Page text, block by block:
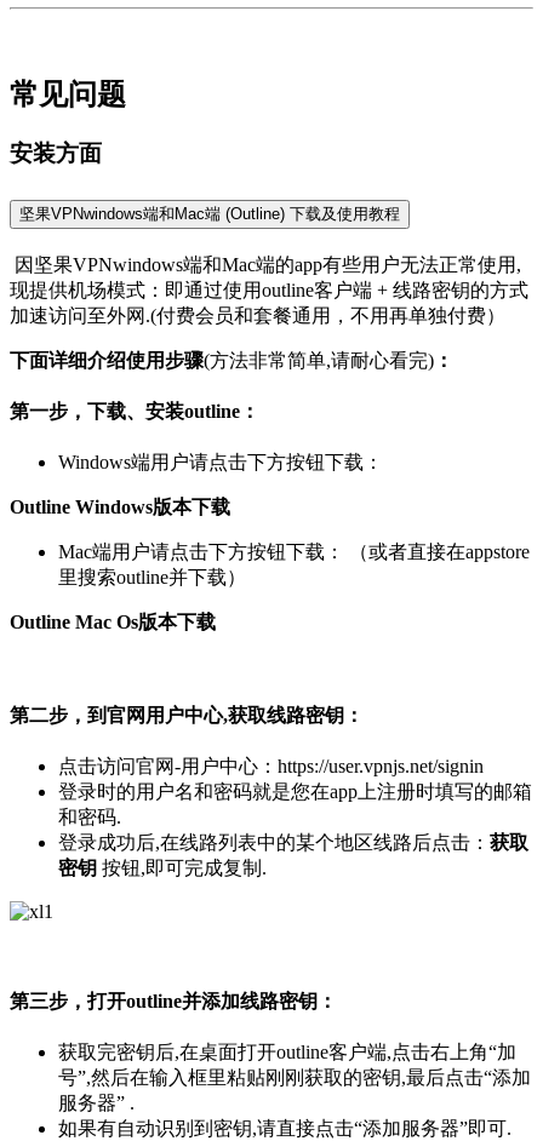
常见问题
安装方面
坚果VPNwindows端和Mac端 (Outline) 下载及使用教程
因坚果VPNwindows端和Mac端的app有些用户无法正常使用,
现提供机场模式：即通过使用outline客户端 + 线路密钥的方式
加速访问至外网.(付费会员和套餐通用，不用再单独付费）
下面详细介绍使用步骤(方法非常简单,请耐心看完) ：
第一步，下载、安装outline：
Windows端用户请点击下方按钮下载：
Outline Windows版本下载
Mac端用户请点击下方按钮下载： （或者直接在appstore
里搜索outline并下载）
Outline Mac Os版本下载
第二步，到官网用户中心,获取线路密钥：
点击访问官网-用户中心：https://user.vpnjs.net/signin
登录时的用户名和密码就是您在app上注册时填写的邮箱
和密码.
登录成功后,在线路列表中的某个地区线路后点击： 获取
密钥 按钮,即可完成复制.
第三步，打开outline并添加线路密钥：
获取完密钥后,在桌面打开outline客户端,点击右上角“加
号”,然后在输入框里粘贴刚刚获取的密钥,最后点击“添加
服务器” .
如果有自动识别到密钥,请直接点击“添加服务器”即可.